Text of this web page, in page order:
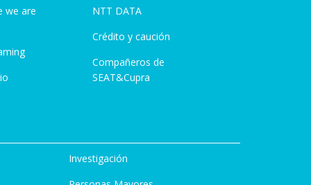
we are
NTT DATA
Crédito y caución
Compañeros de
SEAT&Cupra
Investigación